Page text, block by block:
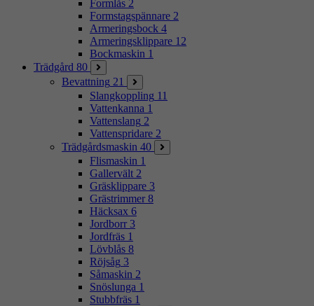
Formlås 2
Formstagspännare 2
Armeringsbock 4
Armeringsklippare 12
Bockmaskin 1
Trädgård 80
Bevattning 21
Slangkoppling 11
Vattenkanna 1
Vattenslang 2
Vattenspridare 2
Trädgårdsmaskin 40
Flismaskin 1
Gallervält 2
Gräsklippare 3
Grästrimmer 8
Häcksax 6
Jordborr 3
Jordfräs 1
Lövblås 8
Röjsåg 3
Såmaskin 2
Snöslunga 1
Stubbfräs 1